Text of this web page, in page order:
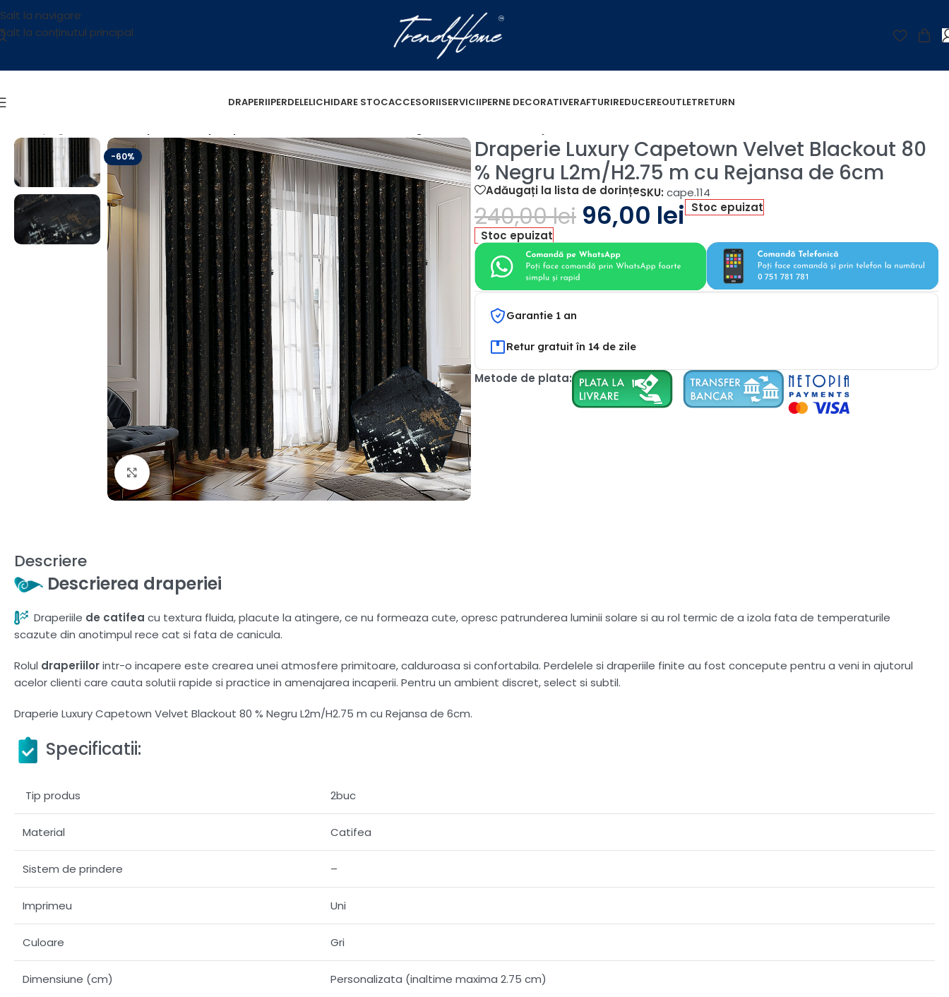
Salt la navigare
Salt la conținutul principal
DRAPERIIPERDELELICHIDARE STOCACCESORIISERVICIIPERNE DECORATIVERAFTURIREDUCEREOUTLETRETURN
-60%
Fă clic pentru a mări
Draperie Luxury Capetown Velvet Blackout 80
% Negru L2m/H2.75 m cu Rejansa de 6cm
Adăugați la lista de dorințeSKU: cape.114
240,00lei 96,00 lei Stoc epuizat
Stoc epuizat
Garantie 1 an
Retur gratuit în 14 de zile
Metode de plata:
Descriere
Descrierea draperiei
Draperiile de catifea cu textura fluida, placute la atingere, ce nu formeaza cute, opresc patrunderea luminii solare si au rol termic de a izola fata de temperaturile
scazute din anotimpul rece cat si fata de canicula.
Rolul draperiilorintr-o incapere este crearea unei atmosfere primitoare, calduroasa si confortabila. Perdelele si draperiile finite au fost concepute pentru a veni in ajutorul
acelor clienti care cauta solutii rapide si practice in amenajarea incaperii. Pentru un ambient discret, select si subtil.
Draperie Luxury Capetown Velvet Blackout 80 % Negru L2m/H2.75 m cu Rejansa de 6cm.
Specificatii:
Tip produs 2buc
Material Catifea
Sistem de prindere –
Imprimeu Uni
Culoare Gri
Dimensiune (cm) Personalizata (inaltime maxima 2.75 cm)